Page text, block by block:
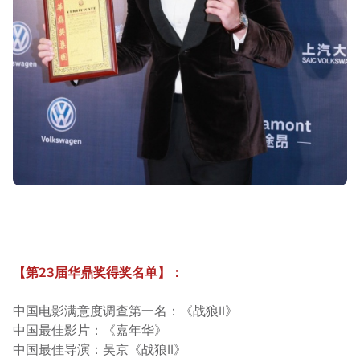
【第23届华鼎奖得奖名单】：
中国电影满意度调查第一名：《战狼II》
中国最佳影片：《嘉年华》
中国最佳导演：吴京《战狼II》